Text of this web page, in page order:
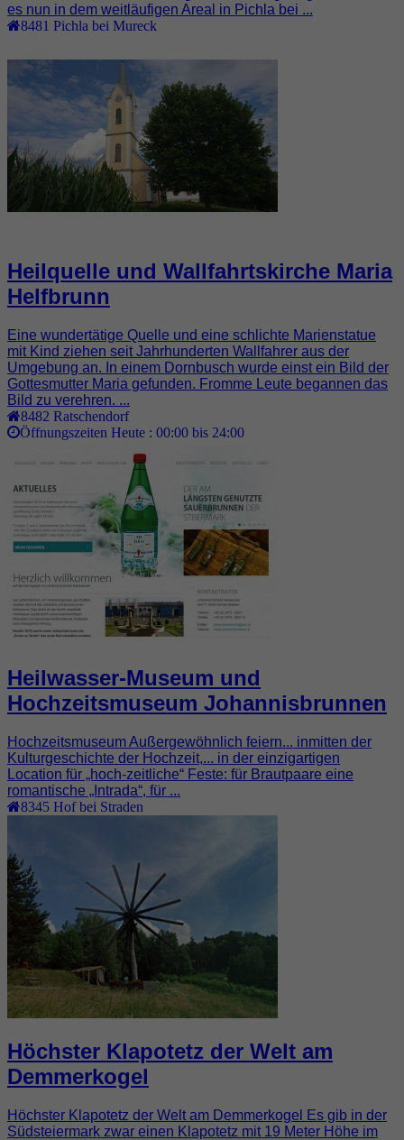
es nun in dem weitläufigen Areal in Pichla bei ...
8481 Pichla bei Mureck
Heilquelle und Wallfahrtskirche Maria
Helfbrunn
Eine wundertätige Quelle und eine schlichte Marienstatue
mit Kind ziehen seit Jahrhunderten Wallfahrer aus der
Umgebung an. In einem Dornbusch wurde einst ein Bild der
Gottesmutter Maria gefunden. Fromme Leute begannen das
Bild zu verehren. ...
8482 Ratschendorf
Öffnungszeiten Heute : 00:00 bis 24:00
Heilwasser-Museum und
Hochzeitsmuseum Johannisbrunnen
Hochzeitsmuseum Außergewöhnlich feiern... inmitten der
Kulturgeschichte der Hochzeit,... in der einzigartigen
Location für „hoch-zeitliche“ Feste: für Brautpaare eine
romantische „Intrada“, für ...
8345 Hof bei Straden
Höchster Klapotetz der Welt am
Demmerkogel
Höchster Klapotetz der Welt am Demmerkogel Es gib in der
Südsteiermark zwar einen Klapotetz mit 19 Meter Höhe im